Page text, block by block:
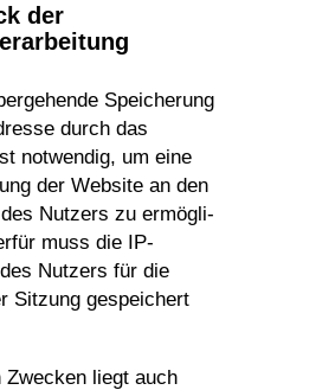
der
Spei­che­rung
durch das
notwendig, um eine
der Website an den
Nutzers zu ermög­li­
muss die IP-
Nutzers für die
Sitzung gespei­chert
Zwecken liegt auch